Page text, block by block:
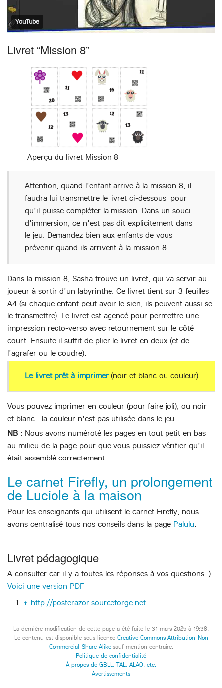
YouTube
Livret “Mission 8”
Aperçu du livret Mission 8
Attention, quand l'enfant arrive à la mission 8, il
faudra lui transmettre le livret ci-dessous, pour
qu'il puisse compléter la mission. Dans un souci
d'immersion, ce n'est pas dit explicitement dans
le jeu. Demandez bien aux enfants de vous
prévenir quand ils arrivent à la mission 8.
Dans la mission 8, Sasha trouve un livret, qui va servir au
joueur à sortir d'un labyrinthe. Ce livret tient sur 3 feuilles
A4 (si chaque enfant peut avoir le sien, ils peuvent aussi se
le transmettre). Le livret est agencé pour permettre une
impression recto-verso avec retournement sur le côté
court. Ensuite il suffit de plier le livret en deux (et de
l'agrafer ou le coudre).
Le livret prêt à imprimer (noir et blanc ou couleur)
Vous pouvez imprimer en couleur (pour faire joli), ou noir
et blanc : la couleur n'est pas utilisée dans le jeu.
NB : Nous avons numéroté les pages en tout petit en bas
au milieu de la page pour que vous puissiez vérifier qu'il
était assemblé correctement.
Le carnet Firefly, un prolongement
de Luciole à la maison
Pour les enseignants qui utilisent le carnet Firefly, nous
avons centralisé tous nos conseils dans la page Palulu
Livret pédagogique
A consulter car il y a toutes les réponses à vos questions :)
Voici une version PDF
↑ http://posterazor.sourceforge.net
La dernière modification de cette page a été faite le 31 mars 2025 à 19:38.
Le contenu est disponible sous licence Creative Commons Attribution-Non
Commercial-Share Alikesauf mention contraire.
Politique de confidentialité
À propos de GBLL, TAL, ALAO, etc.
Avertissements